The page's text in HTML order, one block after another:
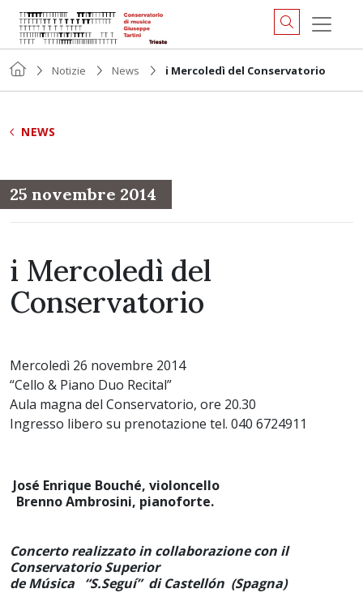
Notizie News i Mercoledì del Conservatorio
NEWS
25 novembre 2014
i Mercoledì del
Conservatorio
Mercoledì 26 novembre 2014
“Cello & Piano Duo Recital”
Aula magna del Conservatorio, ore 20.30
Ingresso libero su prenotazione tel. 040 6724911
José Enrique Bouché, violoncello
Brenno Ambrosini, pianoforte.
Concerto realizzato in collaborazione con il
Conservatorio Superior
de Música “S.Seguí” di Castellón (Spagna)